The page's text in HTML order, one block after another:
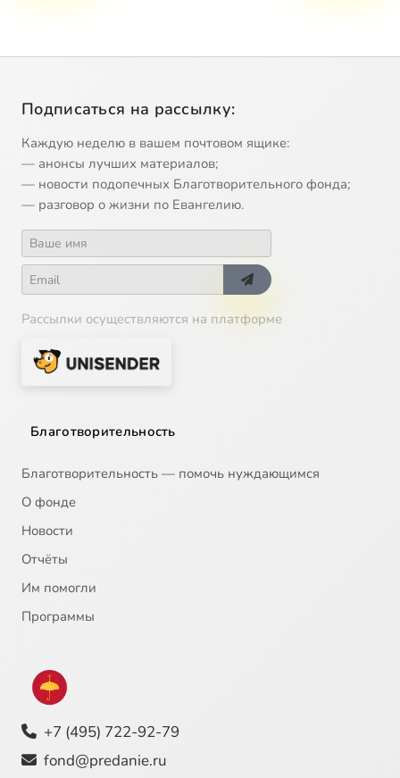
Подписаться на рассылку:
Каждую неделю в вашем почтовом ящике:
— анонсы лучших материалов;
— новости подопечных Благотворительного фонда;
— разговор о жизни по Евангелию.
Рассылки осуществляются на платформе
Благотворительность
Благотворительность — помочь нуждающимся
О фонде
Новости
Отчёты
Им помогли
Программы
+7 (495) 722-92-79
fond@predanie.ru